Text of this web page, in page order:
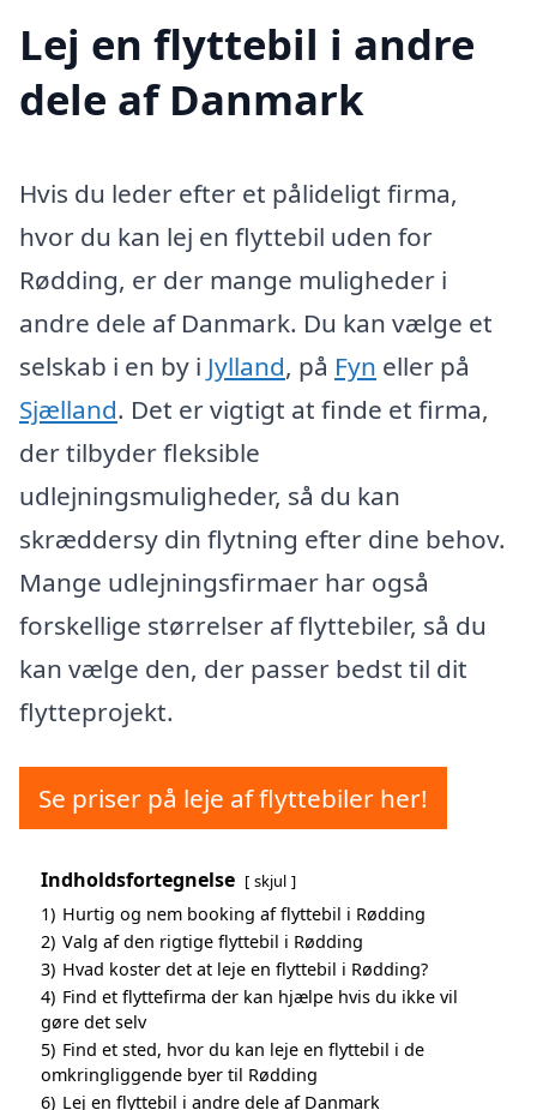
Lej en flyttebil i andre
dele af Danmark
Hvis du leder efter et pålideligt firma,
hvor du kan lej en flyttebil uden for
Rødding, er der mange muligheder i
andre dele af Danmark. Du kan vælge et
selskab i en by i Jylland, på Fyn eller på
Sjælland. Det er vigtigt at finde et firma,
der tilbyder fleksible
udlejningsmuligheder, så du kan
skræddersy din flytning efter dine behov.
Mange udlejningsfirmaer har også
forskellige størrelser af flyttebiler, så du
kan vælge den, der passer bedst til dit
flytteprojekt.
Se priser på leje af flyttebiler her!
Indholdsfortegnelse skjul
1) Hurtig og nem booking af flyttebil i Rødding
2) Valg af den rigtige flyttebil i Rødding
3) Hvad koster det at leje en flyttebil i Rødding?
4) Find et flyttefirma der kan hjælpe hvis du ikke vil
gøre det selv
5) Find et sted, hvor du kan leje en flyttebil i de
omkringliggende byer til Rødding
6) Lej en flyttebil i andre dele af Danmark